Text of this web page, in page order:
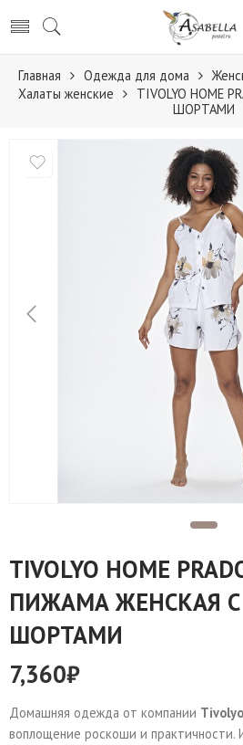
Главная Одежда для дома
Халаты женские
TIVOLYO HOME
ШОРТАМИ
TIVOLYO HOME
ПИЖАМА ЖЕНСКАЯ С
ШОРТАМИ
7,360₽
Домашняя одежда от компании
воплощение роскоши и практичности.